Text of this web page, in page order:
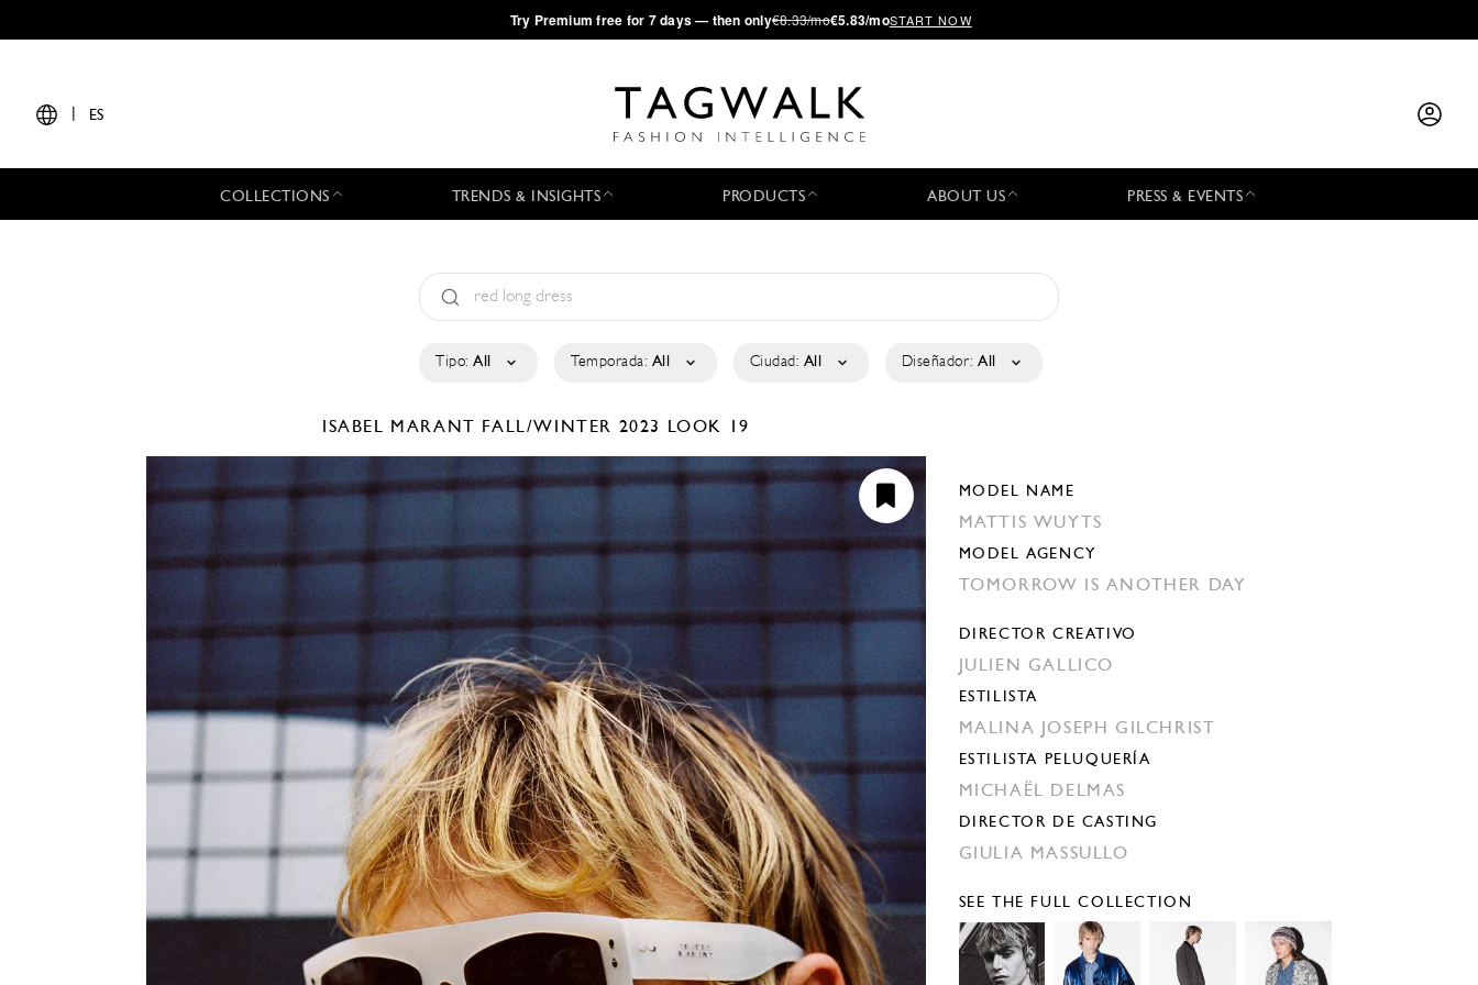
·Try Premium free for 7 days — then only€8.33/mo€5.83/moSTART NOW
ES
COLLECTIONS TRENDS & INSIGHTS PRODUCTS ABOUT US PRESS & EVENTS
Tipo: All Temporada: All Ciudad: All Diseñador: All
ISABEL MARANT FALL/WINTER 2023 LOOK 19
MODEL NAME
MATTIS WUYTS
MODEL AGENCY
TOMORROW IS ANOTHER DAY
DIRECTOR CREATIVO
JULIEN GALLICO
ESTILISTA
MALINA JOSEPH GILCHRIST
ESTILISTA PELUQUERÍA
MICHAËL DELMAS
DIRECTOR DE CASTING
GIULIA MASSULLO
SEE THE FULL COLLECTION